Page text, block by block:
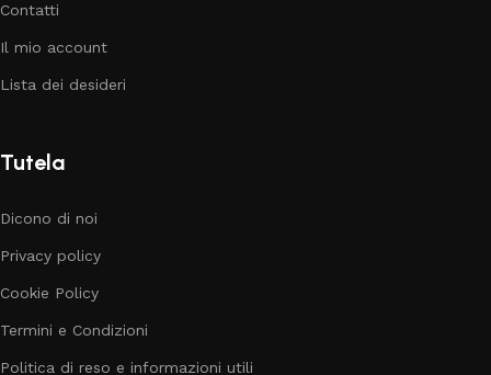
Contatti
Il mio account
Lista dei desideri
Tutela
Dicono di noi
Privacy policy
Cookie Policy
Termini e Condizioni
Politica di reso e informazioni utili